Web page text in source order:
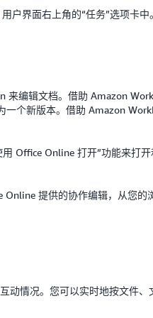
户界面右上角的“任务”选项卡中。
编辑文档。借助 Amazon
个新版本。借助 Amazon
Office Online 打开”功能来打
提供的协作编辑，从您
情况。您可以实时地按文件